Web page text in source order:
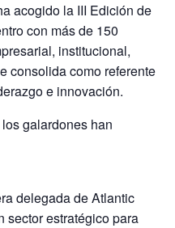
acogido la III Edición de
con más de 150
institucional,
consolida como referente
e innovación.
galardones han
delegada de Atlantic
sector estratégico para